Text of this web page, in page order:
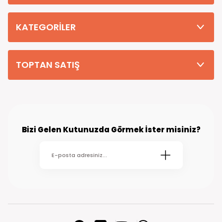
teslim edilmektedir. (kırsal köy kasaba gibi yerlere bu süre 7 güne
KATEGORİLER
TOPTAN SATIŞ
Bizi Gelen Kutunuzda Görmek İster misiniz?